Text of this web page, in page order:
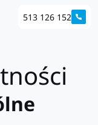
513 126 152